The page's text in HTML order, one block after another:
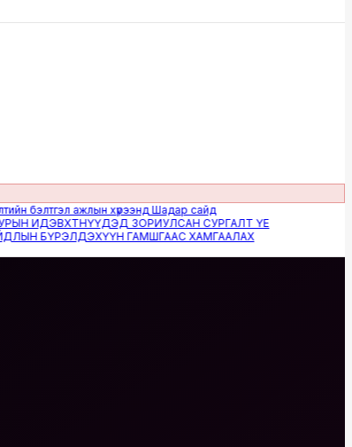
ажлын хүрээнд Шадар сайд
ЗОРИУЛСАН СУРГАЛТ ҮЕ
ГАМШГААС ХАМГААЛАХ